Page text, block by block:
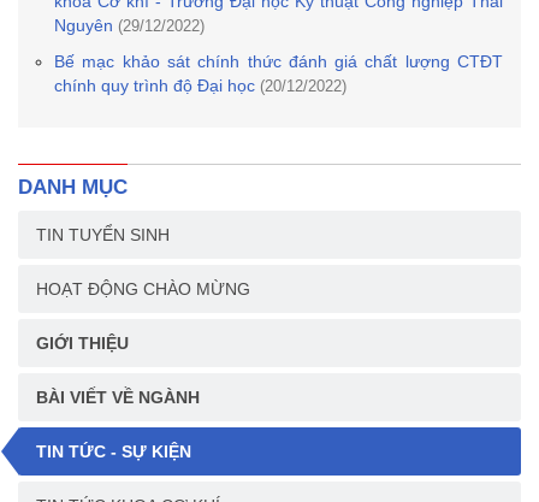
Nguyên (29/12/2022)
Bế mạc khảo sát chính thức đánh giá chất lượng CTĐT
chính quy trình độ Đại học (20/12/2022)
DANH MỤC
TIN TUYỂN SINH
HOẠT ĐỘNG CHÀO MỪNG
GIỚI THIỆU
BÀI VIẾT VỀ NGÀNH
TIN TỨC - SỰ KIỆN